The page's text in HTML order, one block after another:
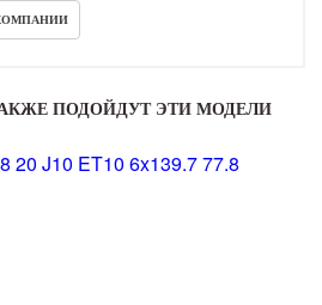
ПОДОЙДУТ ЭТИ МОДЕЛИ